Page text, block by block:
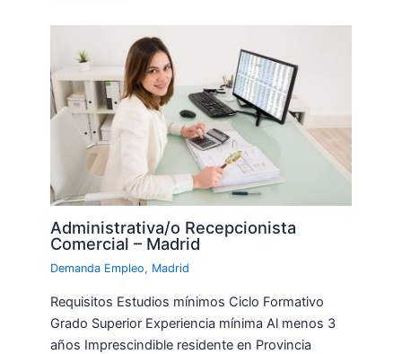
Administrativa/o Recepcionista
Comercial – Madrid
Demanda Empleo, Madrid
Requisitos Estudios mínimos Ciclo Formativo
Grado Superior Experiencia mínima Al menos 3
años Imprescindible residente en Provincia